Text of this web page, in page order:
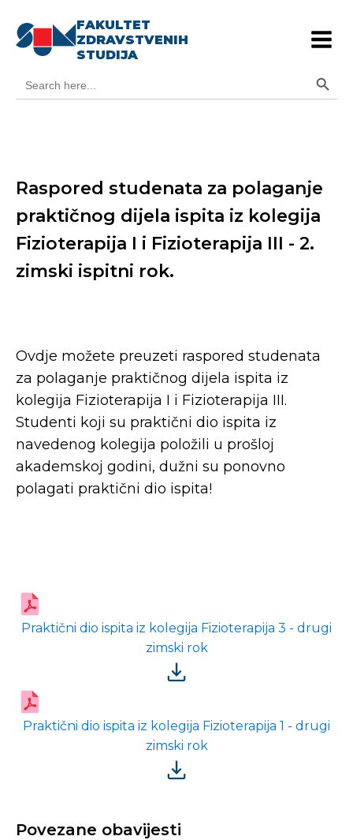
FAKULTET
ZDRAVSTVENIH
STUDIJA
for:
Raspored studenata za polaganje
praktičnog dijela ispita iz kolegija
Fizioterapija I i Fizioterapija III - 2.
zimski ispitni rok.
Ovdje možete preuzeti raspored studenata
za polaganje praktičnog dijela ispita iz
kolegija Fizioterapija I i Fizioterapija III.
Studenti koji su praktični dio ispita iz
navedenog kolegija položili u prošloj
akademskoj godini, dužni su ponovno
polagati praktični dio ispita!
Praktični dio ispita iz kolegija Fizioterapija 3 - drugi
zimski rok
Praktični dio ispita iz kolegija Fizioterapija 1 - drugi
zimski rok
Povezane obavijesti